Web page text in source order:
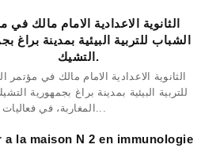
الثانوية الاعدادية الامام مالك في
الشباب للتربية البيئية بمدينة براغ
التشيك.
للتربية البيئية بمدينة براغ بجمهورية
المغاربة، في فعاليات مؤتمر...
a la maison N 2 en immunologie